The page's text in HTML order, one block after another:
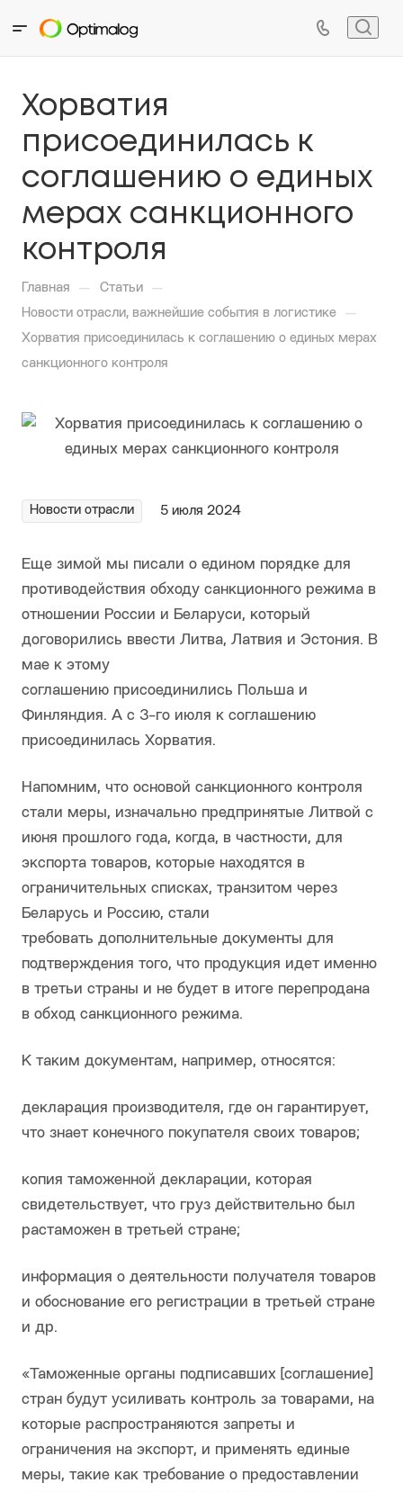
Хорватия
присоединилась к
соглашению о единых
мерах санкционного
контроля
Главная — Статьи —
Новости отрасли, важнейшие события в логистике —
Хорватия присоединилась к соглашению о единых мерах
санкционного контроля
Новости отрасли 5 июля 2024
Еще зимой мы писали о едином порядке для
противодействия обходу санкционного режима в
отношении России и Беларуси, который
договорились ввести Литва, Латвия и Эстония. В
мае к этому
соглашению присоединились Польша и
Финляндия. А с 3-го июля к соглашению
присоединилась Хорватия.
Напомним, что основой санкционного контроля
стали меры, изначально предпринятые Литвой с
июня прошлого года, когда, в частности, для
экспорта товаров, которые находятся в
ограничительных списках, транзитом через
Беларусь и Россию, стали
требовать дополнительные документы для
подтверждения того, что продукция идет именно
в третьи страны и не будет в итоге перепродана
в обход санкционного режима.
К таким документам, например, относятся:
декларация производителя, где он гарантирует,
что знает конечного покупателя своих товаров;
копия таможенной декларации, которая
свидетельствует, что груз действительно был
растаможен в третьей стране;
информация о деятельности получателя товаров
и обоснование его регистрации в третьей стране
и др.
«Таможенные органы подписавших [соглашение]
стран будут усиливать контроль за товарами, на
которые распространяются запреты и
ограничения на экспорт, и применять единые
меры, такие как требование о предоставлении